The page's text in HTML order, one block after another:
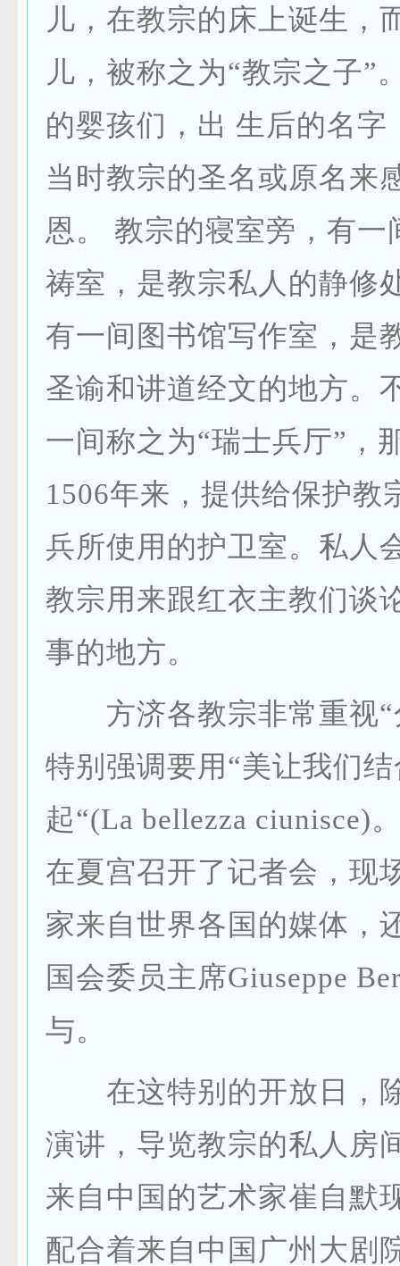
儿，在教宗的床上诞生，
儿，被称之为“教宗之子”
的婴孩们，出 生后的名字
当时教宗的圣名或原名来
恩。 教宗的寝室旁，有一
祷室，是教宗私人的静修
有一间图书馆写作室，是
圣谕和讲道经文的地方。
一间称之为“瑞士兵厅”，
1506年来，提供给保护教
兵所使用的护卫室。私人
教宗用来跟红衣主教们谈
事的地方。
方济各教宗非常重视“
特别强调要用“美让我们
起“(La bellezza ciunisce)
在夏宫召开了记者会，现
家来自世界各国的媒体，
国会委员主席Giuseppe
与。
在这特别的开放日，
演讲，导览教宗的私人房
来自中国的艺术家崔自默
配合着来自中国广州大剧